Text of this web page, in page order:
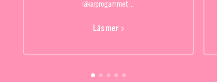
läkarprogammet…
Läs mer